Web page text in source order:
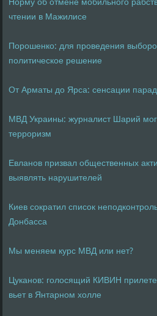
чтении в Мажилисе
Порошенко: для проведения
политическое решение
От Арматы до Ярса: сенсации
МВД Украины: журналист Шарий
терроризм
Евланов призвал общественных
выявлять нарушителей
Киев сократил список
Донбасса
Мы меняем курс МВД или нет?
Цуканов: голосящий КИВИН
вьет в Янтарном холле